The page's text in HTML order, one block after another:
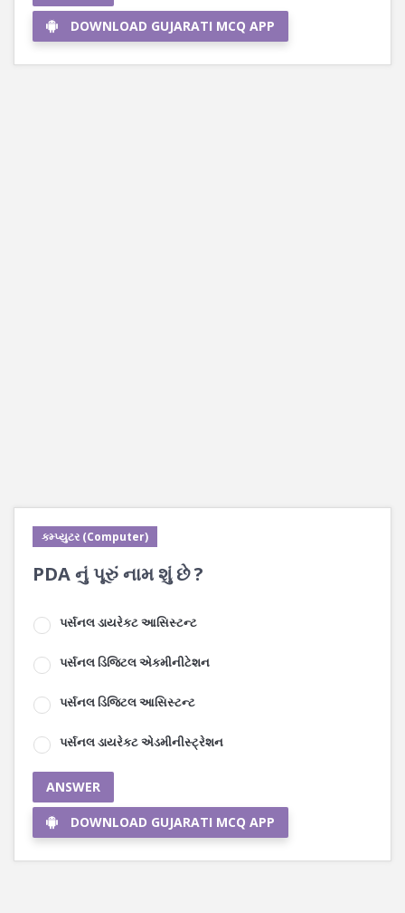
DOWNLOAD GUJARATI MCQ APP
કમ્પ્યુટર (Computer)
PDA નું પૂરું નામ શું છે ?
પર્સનલ ડાયરેકટ આસિસ્ટન્ટ
પર્સનલ ડિજિટલ એકમીનીટેશન
પર્સનલ ડિજિટલ આસિસ્ટન્ટ
પર્સનલ ડાયરેકટ એડમીનીસ્ટ્રેશન
ANSWER
DOWNLOAD GUJARATI MCQ APP